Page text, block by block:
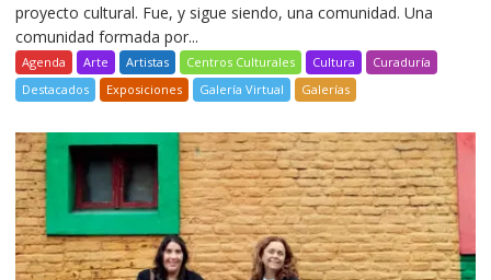
proyecto cultural. Fue, y sigue siendo, una comunidad. Una
comunidad formada por...
Agenda Arte Artistas Centros Culturales Cultura
Curaduría
Destacados
Exposiciones Galería Virtual Galerías